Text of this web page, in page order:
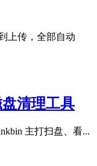
上传，全部自动
清理工具
主打扫盘、看...